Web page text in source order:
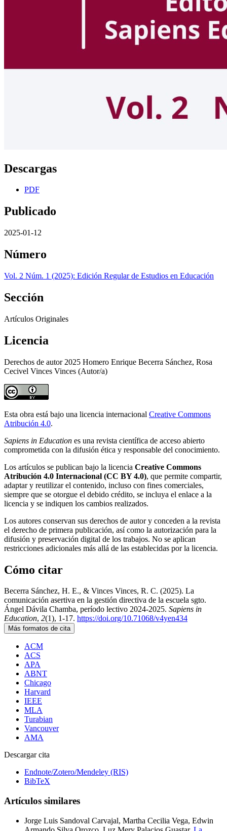
Descargas
PDF
Publicado
2025-01-12
Número
Vol. 2 Núm. 1 (2025): Edición Regular de Estudios en Educación
Sección
Artículos Originales
Licencia
Derechos de autor 2025 Homero Enrique Becerra Sánchez, Rosa
Cecivel Vinces Vinces (Autor/a)
Esta obra está bajo una licencia internacional Creative Commons
Atribución 4.0.
Sapiens in Education es una revista científica de acceso abierto
comprometida con la difusión ética y responsable del conocimiento.
Los artículos se publican bajo la licencia Creative Commons
Atribución 4.0 Internacional (CC BY 4.0), que permite compartir,
adaptar y reutilizar el contenido, incluso con fines comerciales,
siempre que se otorgue el debido crédito, se incluya el enlace a la
licencia y se indiquen los cambios realizados.
Los autores conservan sus derechos de autor y conceden a la revista
el derecho de primera publicación, así como la autorización para la
difusión y preservación digital de los trabajos. No se aplican
restricciones adicionales más allá de las establecidas por la licencia.
Cómo citar
Becerra Sánchez, H. E., & Vinces Vinces, R. C. (2025). La
comunicación asertiva en la gestión directiva de la escuela sgto.
Ángel Dávila Chamba, período lectivo 2024-2025. Sapiens in
Education, 2(1), 1-17. https://doi.org/10.71068/v4yen434
Más formatos de cita
ACM
ACS
APA
ABNT
Chicago
Harvard
IEEE
MLA
Turabian
Vancouver
AMA
Descargar cita
Endnote/Zotero/Mendeley (RIS)
BibTeX
Artículos similares
Jorge Luis Sandoval Carvajal, Martha Cecilia Vega, Edwin